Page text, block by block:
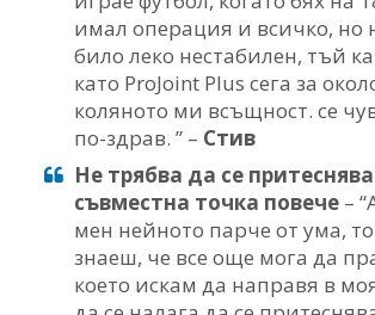
имал операция и всичко, но
било леко нестабилен, тъй
като ProJoint Plus сега за
коляното ми всъщност. се
по-здрав. ” – Стив
Не трябва да се
съвместна точка повече –
мен нейното парче от ума,
знаеш, че все още мога да
което искам да направя в